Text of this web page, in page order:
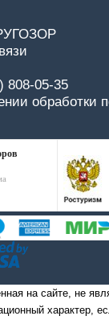
808-05-35
обработки
на сайте, не
характер,